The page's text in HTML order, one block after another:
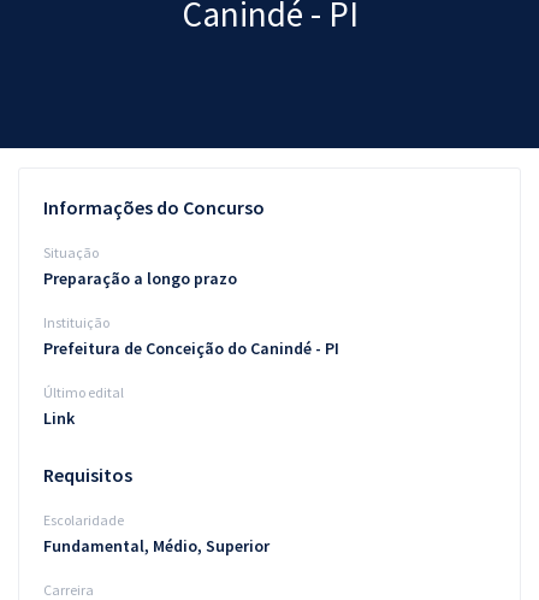
Questões grátis
Blog
Aprovados
Canindé - PI
Informações do Concurso
Situação
Preparação a longo prazo
Instituição
Prefeitura de Conceição do Canindé - PI
Último edital
Link
Requisitos
Escolaridade
Fundamental, Médio, Superior
Carreira